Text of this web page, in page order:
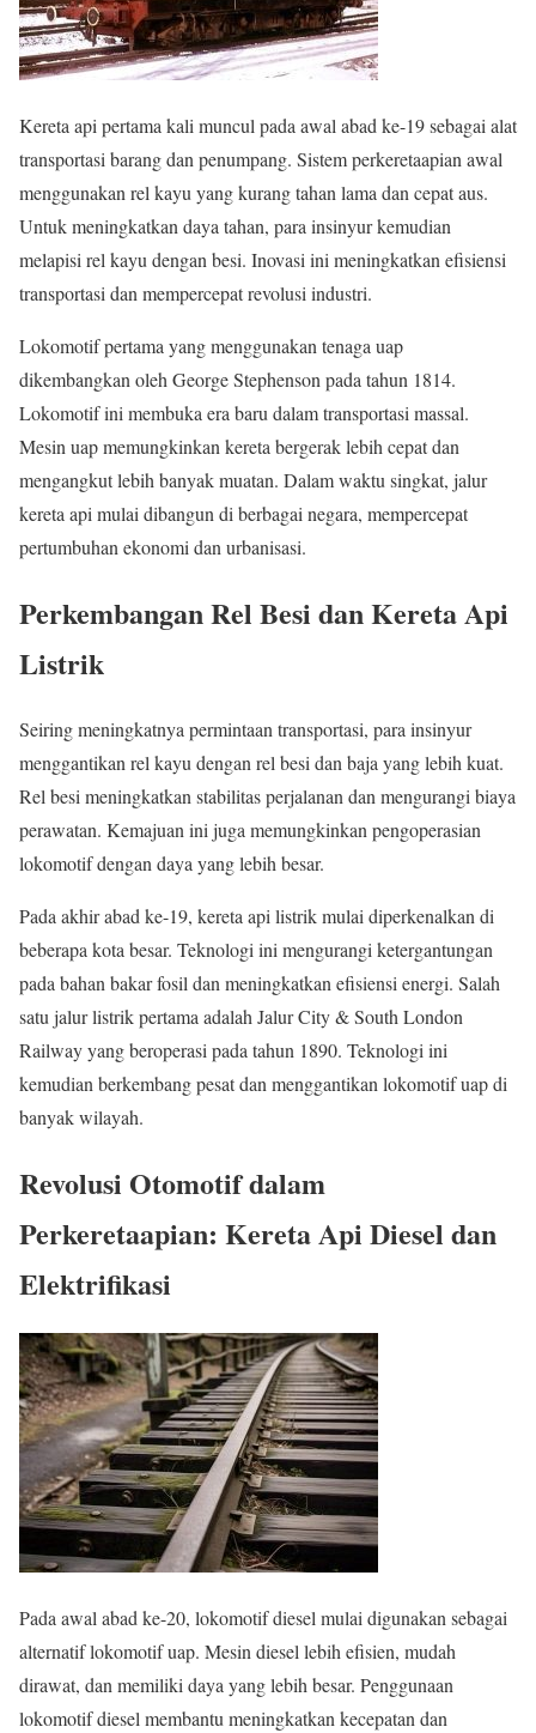
Kereta api pertama kali muncul pada awal abad ke-19 sebagai alat
transportasi barang dan penumpang. Sistem perkeretaapian awal
menggunakan rel kayu yang kurang tahan lama dan cepat aus.
Untuk meningkatkan daya tahan, para insinyur kemudian
melapisi rel kayu dengan besi. Inovasi ini meningkatkan efisiensi
transportasi dan mempercepat revolusi industri.
Lokomotif pertama yang menggunakan tenaga uap
dikembangkan oleh George Stephenson pada tahun 1814.
Lokomotif ini membuka era baru dalam transportasi massal.
Mesin uap memungkinkan kereta bergerak lebih cepat dan
mengangkut lebih banyak muatan. Dalam waktu singkat, jalur
kereta api mulai dibangun di berbagai negara, mempercepat
pertumbuhan ekonomi dan urbanisasi.
Perkembangan Rel Besi dan Kereta Api
Listrik
Seiring meningkatnya permintaan transportasi, para insinyur
menggantikan rel kayu dengan rel besi dan baja yang lebih kuat.
Rel besi meningkatkan stabilitas perjalanan dan mengurangi biaya
perawatan. Kemajuan ini juga memungkinkan pengoperasian
lokomotif dengan daya yang lebih besar.
Pada akhir abad ke-19, kereta api listrik mulai diperkenalkan di
beberapa kota besar. Teknologi ini mengurangi ketergantungan
pada bahan bakar fosil dan meningkatkan efisiensi energi. Salah
satu jalur listrik pertama adalah Jalur City & South London
Railway yang beroperasi pada tahun 1890. Teknologi ini
kemudian berkembang pesat dan menggantikan lokomotif uap di
banyak wilayah.
Revolusi Otomotif dalam
Perkeretaapian: Kereta Api Diesel dan
Elektrifikasi
Pada awal abad ke-20, lokomotif diesel mulai digunakan sebagai
alternatif lokomotif uap. Mesin diesel lebih efisien, mudah
dirawat, dan memiliki daya yang lebih besar. Penggunaan
lokomotif diesel membantu meningkatkan kecepatan dan